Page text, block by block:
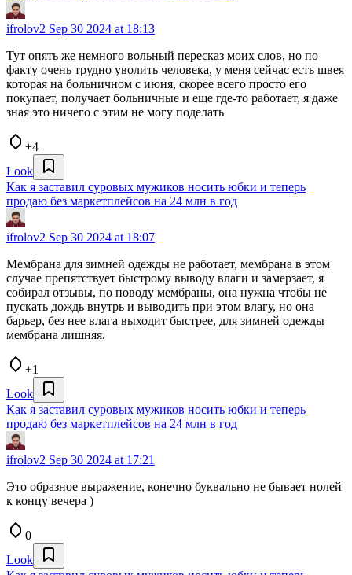
ifrolov2 Sep 30 2024 at 18:13
Тут опять же немного вольный пересказ моих слов, но по
факту очень трудно уволить человека, у меня сейчас есть швея
которая на больничном с июня, скорее всего просто его
покупает, получает больничные и еще где-то работает, я даже
зная это ничего с этим не могу поделать
+4
Look
Как я заставил суровых мужиков носить юбки и теперь
продаю без маркетплейсов на 24 млн в год
ifrolov2 Sep 30 2024 at 18:07
Мембрана для зимней одежды не работает, мембрана в этом
случае препятствует быстрому выводу влаги и замерзает, я
собирал отзывы, по поводу мембраны, она нужна чтобы не
пускать дождь внутрь и выводить при этом влагу, но она
барьер, без нее влага выходит быстрее, для зимней одежды
мембрана лишняя.
+1
Look
Как я заставил суровых мужиков носить юбки и теперь
продаю без маркетплейсов на 24 млн в год
ifrolov2 Sep 30 2024 at 17:21
Это образное выражение, конечно буквально не бывает нолей
к концу вечера )
0
Look